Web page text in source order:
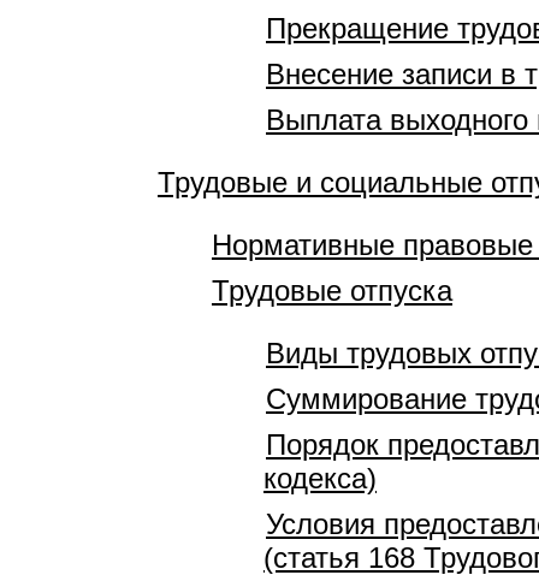
Прекращение
Внесение записи в
Выплата
Трудовые и социальные
Нормативные
Трудовые отпуска
Виды трудовых
Суммирование
Порядок
кодекса)
Условия
(статья 168